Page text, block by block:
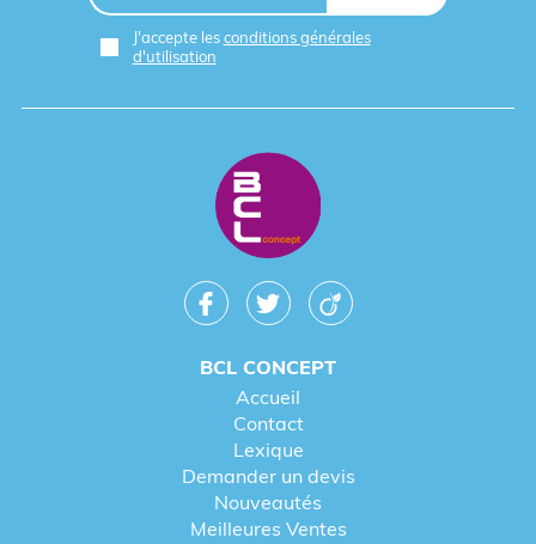
J'accepte lesconditions générales
d'utilisation
BCL CONCEPT
Accueil
Contact
Lexique
Demander un devis
Nouveautés
Meilleures Ventes